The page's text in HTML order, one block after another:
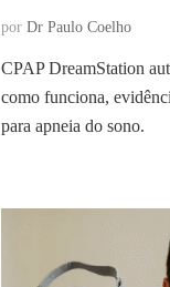
por Dr Paulo Coelho
CPAP DreamStation
como funciona,
para apneia do sono.